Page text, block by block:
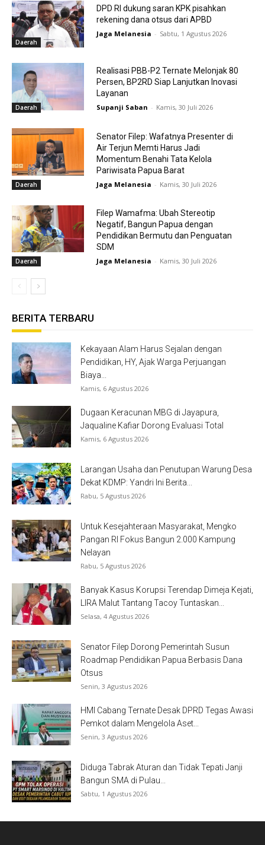
Daerah
DPD RI dukung saran KPK pisahkan
rekening dana otsus dari APBD
Jaga Melanesia - Sabtu, 1 Agustus 2026
Daerah
Realisasi PBB-P2 Ternate Melonjak 80
Persen, BP2RD Siap Lanjutkan Inovasi
Layanan
Supanji Saban - Kamis, 30 Juli 2026
Daerah
Senator Filep: Wafatnya Presenter di
Air Terjun Memti Harus Jadi
Momentum Benahi Tata Kelola
Pariwisata Papua Barat
Jaga Melanesia - Kamis, 30 Juli 2026
Daerah
Filep Wamafma: Ubah Stereotip
Negatif, Bangun Papua dengan
Pendidikan Bermutu dan Penguatan
SDM
Jaga Melanesia - Kamis, 30 Juli 2026
BERITA TERBARU
Kekayaan Alam Harus Sejalan dengan
Pendidikan, HY, Ajak Warga Perjuangan
Biaya...
Kamis, 6 Agustus 2026
Dugaan Keracunan MBG di Jayapura,
Jaqualine Kafiar Dorong Evaluasi Total
Kamis, 6 Agustus 2026
Larangan Usaha dan Penutupan Warung Desa
Dekat KDMP: Yandri Ini Berita...
Rabu, 5 Agustus 2026
Untuk Kesejahteraan Masyarakat, Mengko
Pangan RI Fokus Bangun 2.000 Kampung
Nelayan
Rabu, 5 Agustus 2026
Banyak Kasus Korupsi Terendap Dimeja Kejati,
LIRA Malut Tantang Tacoy Tuntaskan...
Selasa, 4 Agustus 2026
Senator Filep Dorong Pemerintah Susun
Roadmap Pendidikan Papua Berbasis Dana
Otsus
Senin, 3 Agustus 2026
HMI Cabang Ternate Desak DPRD Tegas Awasi
Pemkot dalam Mengelola Aset...
Senin, 3 Agustus 2026
Diduga Tabrak Aturan dan Tidak Tepati Janji
Bangun SMA di Pulau...
Sabtu, 1 Agustus 2026